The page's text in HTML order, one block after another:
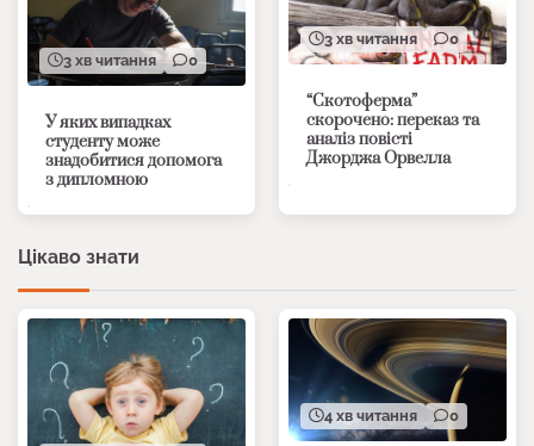
3 хв читання 0
У яких випадках
студенту може
знадобитися допомога
з дипломною
3 хв читання 0
“Скотоферма”
скорочено: переказ та
аналіз повісті
Джорджа Орвелла
Цікаво знати
4 хв читання 0